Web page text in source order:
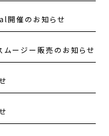
開催のお知らせ
ムージー販売のお知らせ